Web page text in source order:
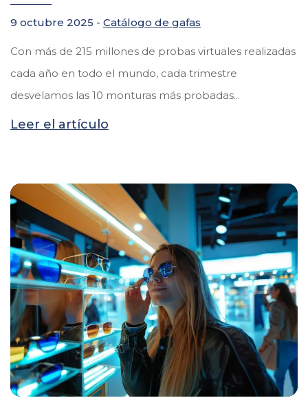
9 octubre 2025 - Catálogo de gafas
Con más de 215 millones de probas virtuales realizadas
cada año en todo el mundo, cada trimestre
desvelamos las 10 monturas más probadas...
Leer el artículo